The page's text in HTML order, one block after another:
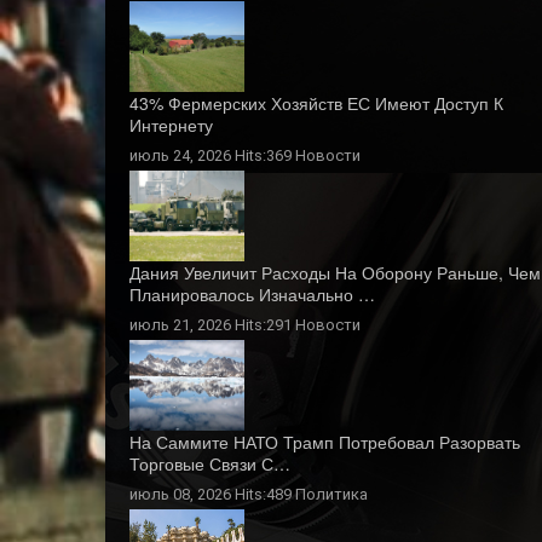
43% Фермерских Хозяйств ЕС Имеют Доступ К
Интернету
июль 24, 2026 Hits:369 Новости
Дания Увеличит Расходы На Оборону Раньше, Чем
Планировалось Изначально …
июль 21, 2026 Hits:291 Новости
На Саммите НАТО Трамп Потребовал Разорвать
Торговые Связи С…
июль 08, 2026 Hits:489Политика